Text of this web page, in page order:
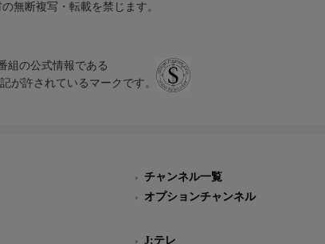
無断複写・転載を禁じます。
組の公式情報である
が許されているマークです。
チャンネル一覧
オプションチャンネル
J:テレ